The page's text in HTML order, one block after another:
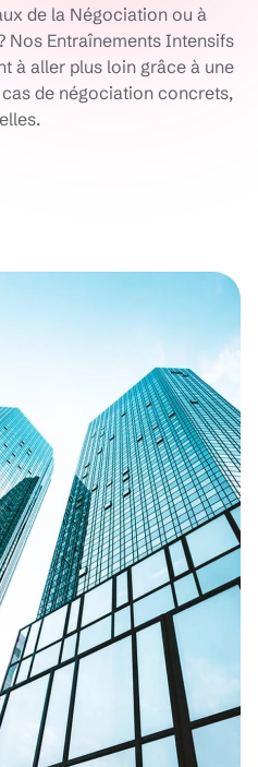
de la Négociation ou à
Nos Entraînements Intensifs
à aller plus loin grâce à une
de négociation concrets,